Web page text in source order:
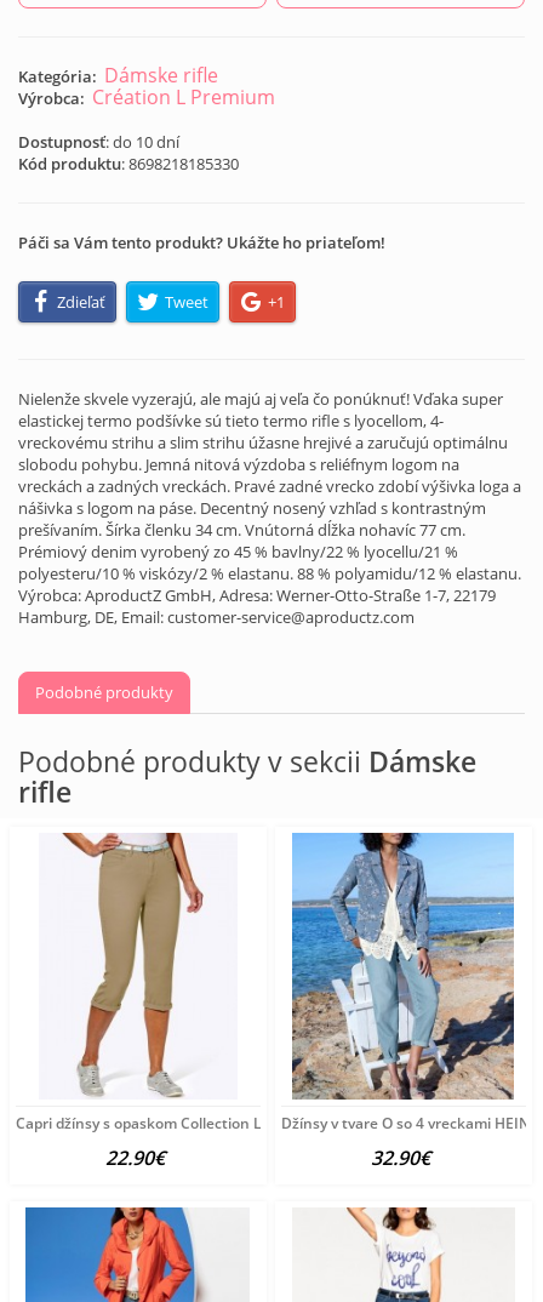
Kategória: Dámske rifle
Výrobca: Création L Premium
Dostupnosť: do 10 dní
Kód produktu:8698218185330
Páči sa Vám tento produkt? Ukážte ho priateľom!
Zdieľať Tweet +1
Nielenže skvele vyzerajú, ale majú aj veľa čo ponúknuť! Vďaka super
elastickej termo podšívke sú tieto termo rifle s lyocellom, 4-
vreckovému strihu a slim strihu úžasne hrejivé a zaručujú optimálnu
slobodu pohybu. Jemná nitová výzdoba s reliéfnym logom na
vreckách a zadných vreckách. Pravé zadné vrecko zdobí výšivka loga a
nášivka s logom na páse. Decentný nosený vzhľad s kontrastným
prešívaním. Šírka členku 34 cm. Vnútorná dĺžka nohavíc 77 cm.
Prémiový denim vyrobený zo 45 % bavlny/22 % lyocellu/21 %
polyesteru/10 % viskózy/2 % elastanu. 88 % polyamidu/12 % elastanu.
Výrobca: AproductZ GmbH, Adresa: Werner-Otto-Straße 1-7, 22179
Hamburg, DE, Email: customer-service@aproductz.com
Podobné produkty
Podobné produkty v sekcii Dámske
rifle
Capri džínsy s opaskom Collection L, pieskové
22.90€
Džínsy v tvare O so 4 vreckami
32.90€